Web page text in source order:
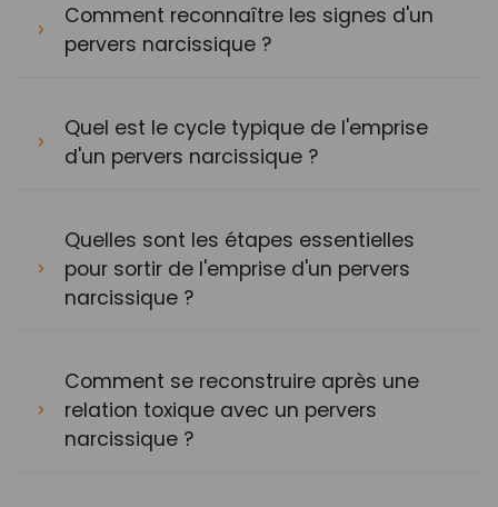
Comment reconnaître les signes d'un
pervers narcissique ?
Quel est le cycle typique de l'emprise
d'un pervers narcissique ?
Quelles sont les étapes essentielles
pour sortir de l'emprise d'un pervers
narcissique ?
Comment se reconstruire après une
relation toxique avec un pervers
narcissique ?